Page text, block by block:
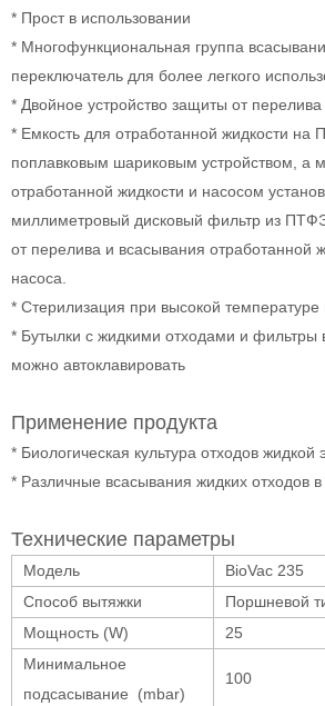
* Прост в использовании
* Многофункциональная группа
переключатель для более легкого
* Двойное устройство защиты от перелива
* Емкость для отработанной жидкости на
поплавковым шариковым устройством, а
отработанной жидкости и насосом
миллиметровый дисковый фильтр из
от перелива и всасывания отработанной
насоса.
* Стерилизация при высокой
* Бутылки с жидкими отходами и
можно автоклавировать
Применение продукта
* Биологическая культура отходов жидкой
* Различные всасывания жидких отходов
Технические параметры
Модель
BioVac 235
Способ вытяжки
Поршневой
Мощность (W)
25
Минимальное
подсасывание (mbar)
100